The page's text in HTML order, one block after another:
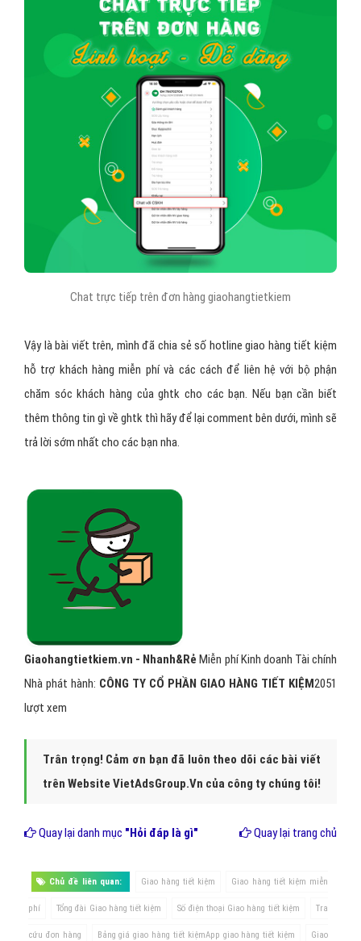
Chat trực tiếp trên đơn hàng giaohangtietkiem
Vậy là bài viết trên, mình đã chia sẻ số hotline giao hàng tiết kiệm
hỗ trợ khách hàng miễn phí và các cách để liên hệ với bộ phận
chăm sóc khách hàng của ghtk cho các bạn. Nếu bạn cần biết
thêm thông tin gì về ghtk thì hãy để lại comment bên dưới, mình sẽ
trả lời sớm nhất cho các bạn nha.
Giaohangtietkiem.vn - Nhanh&RẻMiễn phíKinh doanh Tài chính
Nhà phát hành: CÔNG TY CỔ PHẦN GIAO HÀNG TIẾT KIỆM2051
lượt xem
Trân trọng! Cảm ơn bạn đã luôn theo dõi các bài viết
trên Website VietAdsGroup.Vn của công ty chúng tôi!
Quay lại danh mục "Hỏi đáp là gì" Quay lại trang chủ
Chủ đề liên quan: Giao hàng tiết kiệm Giao hàng tiết kiệm miễn
phí Tổng đài Giao hàng tiết kiệm Số điện thoại Giao hàng tiết kiệm Tra
cứu đơn hàng Bảng giá giao hàng tiết kiệmApp giao hàng tiết kiệm Giao